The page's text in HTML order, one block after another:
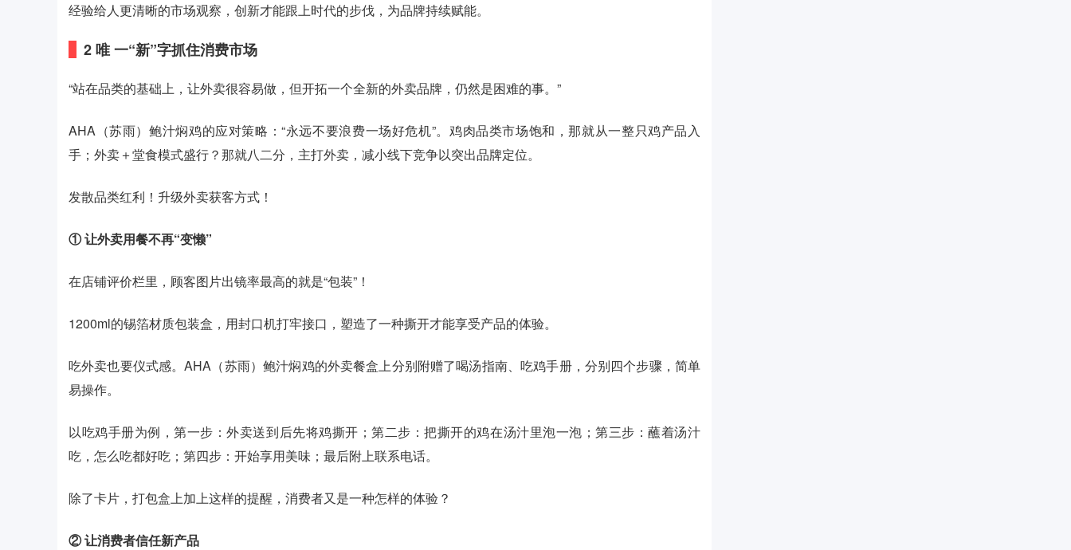
经验给人更清晰的市场观察，创新才能跟上时代的步伐，为品牌持续赋能。
2唯 一“新”字抓住消费市场
“站在品类的基础上，让外卖很容易做，但开拓一个全新的外卖品牌，仍然是困难的事。”
AHA（苏雨）鲍汁焖鸡的应对策略：“永远不要浪费一场好危机”。鸡肉品类市场饱和，那就从一整只鸡产品入
手；外卖＋堂食模式盛行？那就八二分，主打外卖，减小线下竞争以突出品牌定位。
发散品类红利！升级外卖获客方式！
① 让外卖用餐不再“变懒”
在店铺评价栏里，顾客图片出镜率最高的就是“包装”！
1200ml的锡箔材质包装盒，用封口机打牢接口，塑造了一种撕开才能享受产品的体验。
吃外卖也要仪式感。AHA（苏雨）鲍汁焖鸡的外卖餐盒上分别附赠了喝汤指南、吃鸡手册，分别四个步骤，简单
易操作。
以吃鸡手册为例，第一步：外卖送到后先将鸡撕开；第二步：把撕开的鸡在汤汁里泡一泡；第三步：蘸着汤汁
吃，怎么吃都好吃；第四步：开始享用美味；最后附上联系电话。
除了卡片，打包盒上加上这样的提醒，消费者又是一种怎样的体验？
② 让消费者信任新产品